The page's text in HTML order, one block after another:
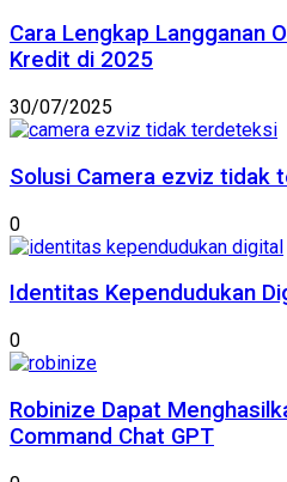
Cara Lengkap Langganan
Kredit di 2025
30/07/2025
Solusi Camera ezviz tidak
0
Identitas Kependudukan
0
Robinize Dapat
Command Chat GPT